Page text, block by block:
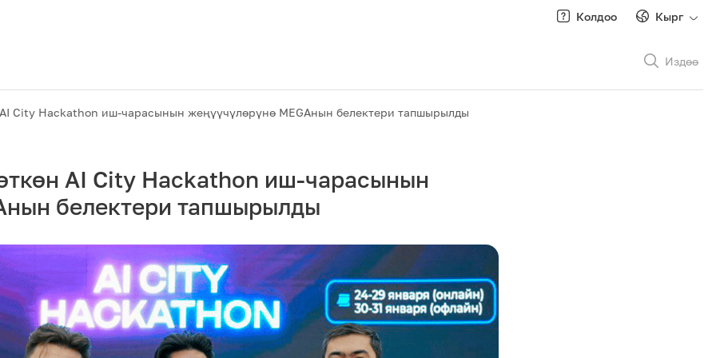
Колдоо Кырг
Издөө
Акциялар Роуминг
City Hackathon иш-чарасынын жеңүүчүлөрүнө MEGAнын белектери тапшырылды
AI City Hackathon иш-чарасынын
белектери тапшырылды